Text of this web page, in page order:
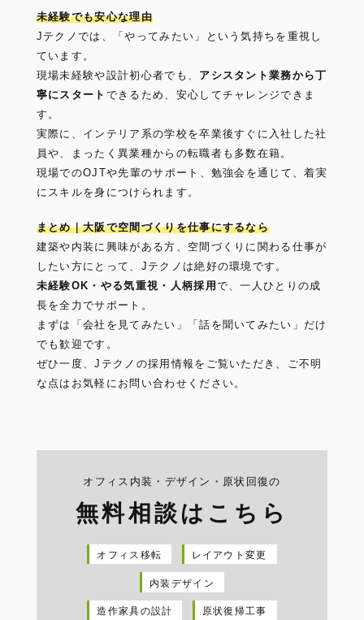
未経験でも安心な理由
Jテクノでは、「やってみたい」という気持ちを重視し
ています。
現場未経験や設計初心者でも、 アシスタント業務から丁
寧にスタート できるため、安心してチャレンジできま
す。
実際に、インテリア系の学校を卒業後すぐに入社した社
員や、まったく異業種からの転職者も多数在籍。
現場でのOJTや先輩のサポート、勉強会を通じて、着実
にスキルを身につけられます。
まとめ｜大阪で空間づくりを仕事にするなら
建築や内装に興味がある方、空間づくりに関わる仕事が
したい方にとって、Jテクノは絶好の環境です。
未経験OK・やる気重視・人柄採用 で、一人ひとりの成
長を全力でサポート。
まずは「会社を見てみたい」「話を聞いてみたい」だけ
でも歓迎です。
ぜひ一度、Jテクノの採用情報をご覧いただき、ご不明
な点はお気軽にお問い合わせください。
オフィス内装・デザイン・原状回復の
無料相談はこちら
オフィス移転 レイアウト変更
内装デザイン
造作家具の設計 原状復帰工事